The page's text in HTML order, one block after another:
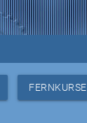
FERNKURSE